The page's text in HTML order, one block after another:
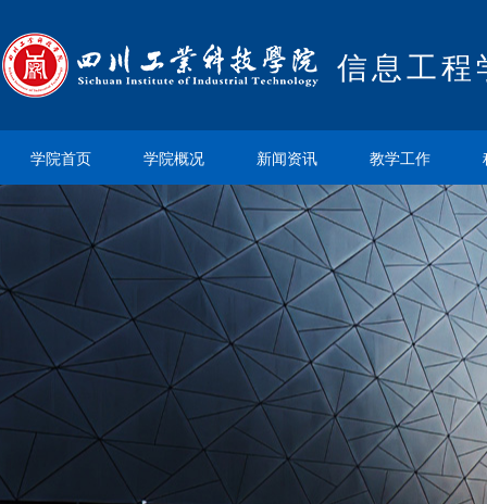
信息工程
学院首页 学院概况 新闻资讯 教学工作